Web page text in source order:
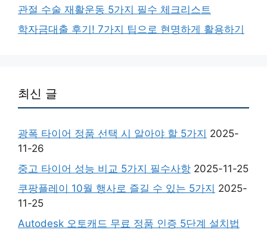
관절 수술 재활운동 5가지 필수 체크리스트
학자금대출 후기! 7가지 팁으로 현명하게 활용하기
최신 글
광폭 타이어 정품 선택 시 알아야 할 5가지 2025-
11-26
중고 타이어 성능 비교 5가지 필수사항 2025-11-25
쿠팡플레이 10월 행사로 즐길 수 있는 5가지 2025-
11-25
Autodesk 오토캐드 무료 정품 인증 5단계 설치법